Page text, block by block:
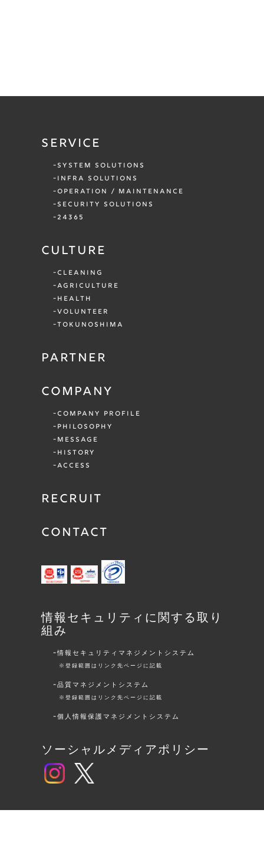
SERVICE
SYSTEM SOLUTIONS
INFRA SOLUTIONS
OPERATION / MAINTENANCE
SECURITY SOLUTIONS
24365
CULTURE
CLEANING
AGRICULTURE
HEALTH
VOLUNTEER
TOKUNOSHIMA
PARTNER
COMPANY
COMPANY PROFILE
PHILOSOPHY
MESSAGE
HISTORY
ACCESS
RECRUIT
CONTACT
情報セキュリティに関する取り
組み
情報セキュリティマネジメントシステム
※登録範囲はリンク先ページに記載
品質マネジメントシステム
※登録範囲はリンク先ページに記載
個人情報保護マネジメントシステム
ソーシャルメディアポリシー